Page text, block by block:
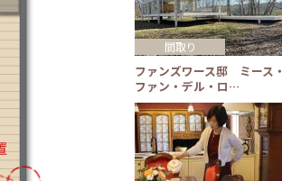
ファンズワース邸 ミース・
ファン・デル・ロ…
間取り